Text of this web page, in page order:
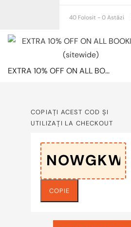
40 Folosit - 0 Astăzi
EXTRA 10% OFF ON ALL BOOKINGS (sitewide)
COPIAȚI ACEST COD ȘI
UTILIZAȚI LA CHECKOUT
COPIE